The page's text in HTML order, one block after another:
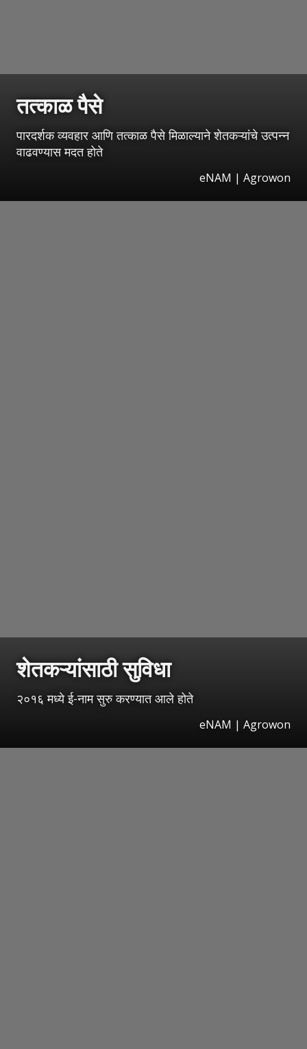
तत्काळ पैसे
पारदर्शक व्यवहार आणि तत्काळ पैसे मिळाल्याने शेतकऱ्यांचे उत्पन्न
वाढवण्यास मदत होते
eNAM | Agrowon
शेतकऱ्यांसाठी सुविधा
२०१६ मध्ये ई-नाम सुरु करण्यात आले होते
eNAM | Agrowon